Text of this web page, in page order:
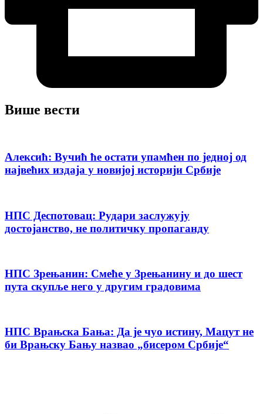
Више вести
Алексић: Вучић ће остати упамћен по једној од
највећих издаја у новијој историји Србије
НПС Деспотовац: Рудари заслужују
достојанство, не политичку пропаганду
НПС Зрењанин: Смеће у Зрењанину и до шест
пута скупље него у другим градовима
НПС Врањска Бања: Да је чуо истину, Мацут не
би Врањску Бању назвао „бисером Србије“